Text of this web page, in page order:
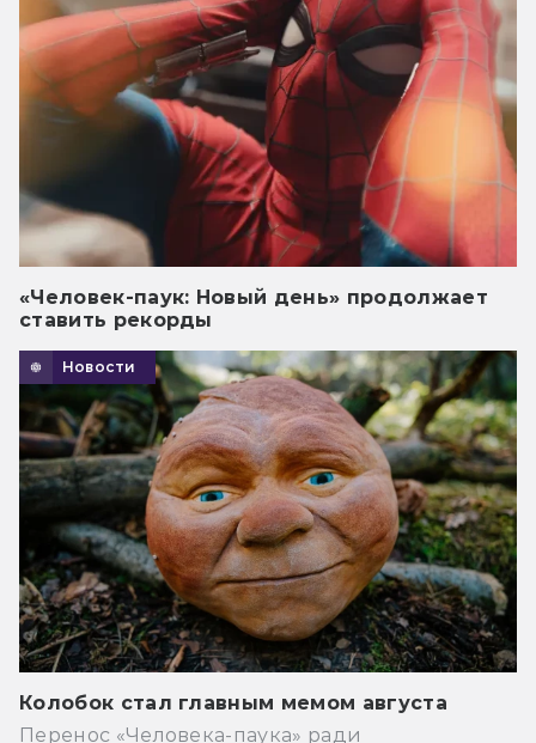
«Человек-паук: Новый день» продолжает
ставить рекорды
Новости
Колобок стал главным мемом августа
Перенос «Человека-паука» ради